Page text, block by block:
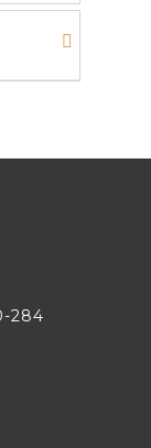
284